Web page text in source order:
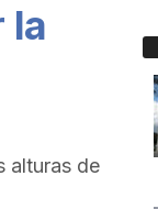
la
alturas de